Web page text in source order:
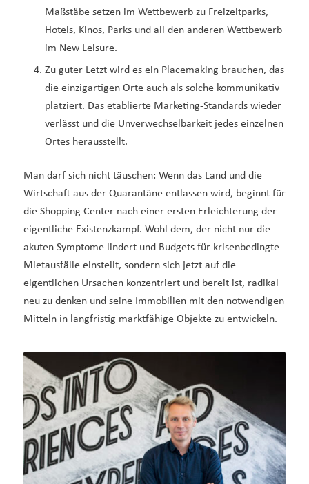
Maßstäbe setzen im Wettbewerb zu Freizeitparks,
Hotels, Kinos, Parks und all den anderen Wettbewerb
im New Leisure.
Zu guter Letzt wird es ein Placemaking brauchen, das
die einzigartigen Orte auch als solche kommunikativ
platziert. Das etablierte Marketing-Standards wieder
verlässt und die Unverwechselbarkeit jedes einzelnen
Ortes herausstellt.
Man darf sich nicht täuschen: Wenn das Land und die
Wirtschaft aus der Quarantäne entlassen wird, beginnt für
die Shopping Center nach einer ersten Erleichterung der
eigentliche Existenzkampf. Wohl dem, der nicht nur die
akuten Symptome lindert und Budgets für krisenbedingte
Mietausfälle einstellt, sondern sich jetzt auf die
eigentlichen Ursachen konzentriert und bereit ist, radikal
neu zu denken und seine Immobilien mit den notwendigen
Mitteln in langfristig marktfähige Objekte zu entwickeln.